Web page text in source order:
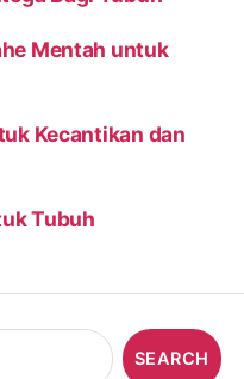
Mentah untuk
Kecantikan dan
Tubuh